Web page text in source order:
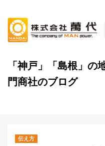
content
「神戸」「島根」の
門商社のブログ
伝え方